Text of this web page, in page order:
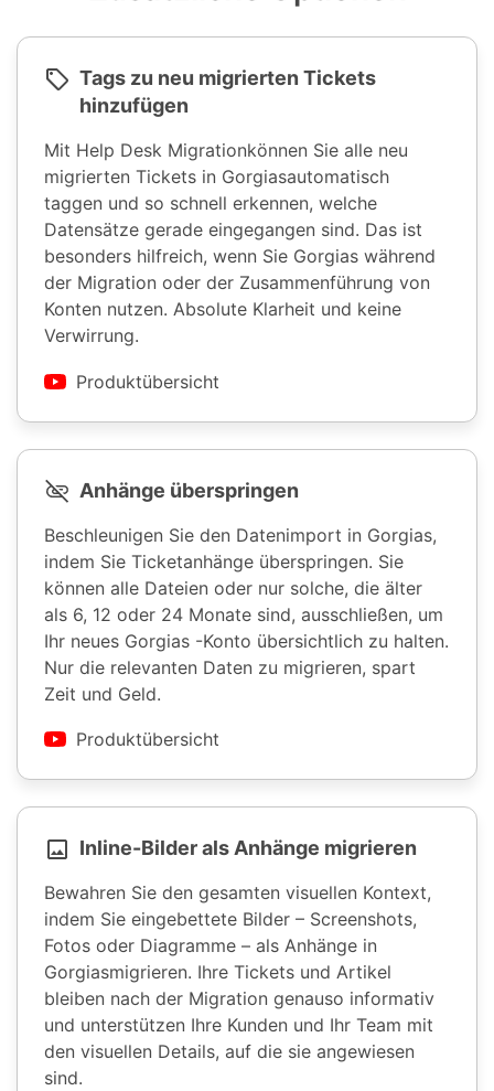
Tags zu neu migrierten Tickets
hinzufügen
Mit Help Desk Migrationkönnen Sie alle neu
migrierten Tickets in Gorgiasautomatisch
taggen und so schnell erkennen, welche
Datensätze gerade eingegangen sind. Das ist
besonders hilfreich, wenn Sie Gorgias während
der Migration oder der Zusammenführung von
Konten nutzen. Absolute Klarheit und keine
Verwirrung.
Produktübersicht
Anhänge überspringen
Beschleunigen Sie den Datenimport in Gorgias,
indem Sie Ticketanhänge überspringen. Sie
können alle Dateien oder nur solche, die älter
als 6, 12 oder 24 Monate sind, ausschließen, um
Ihr neues Gorgias -Konto übersichtlich zu halten.
Nur die relevanten Daten zu migrieren, spart
Zeit und Geld.
Produktübersicht
Inline-Bilder als Anhänge migrieren
Bewahren Sie den gesamten visuellen Kontext,
indem Sie eingebettete Bilder – Screenshots,
Fotos oder Diagramme – als Anhänge in
Gorgiasmigrieren. Ihre Tickets und Artikel
bleiben nach der Migration genauso informativ
und unterstützen Ihre Kunden und Ihr Team mit
den visuellen Details, auf die sie angewiesen
sind.